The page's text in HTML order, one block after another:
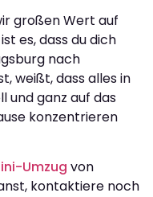
großen Wert auf
es, dass du dich
nach
weißt, dass alles in
und ganz auf das
konzentrieren
Umzug von
kontaktiere noch